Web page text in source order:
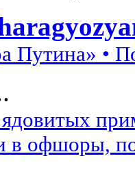
Путина» •
в офшоры,